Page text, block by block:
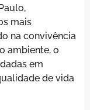
mais
na convivência
ambiente, o
em
de vida